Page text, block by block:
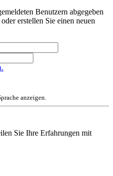
Benutzern abgegeben
erstellen Sie einen neuen
anzeigen.
Sie Ihre Erfahrungen mit